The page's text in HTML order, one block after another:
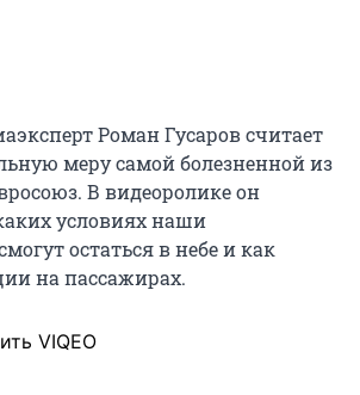
Роман Гусаров считает
меру самой болезненной из
В видеоролике он
условиях наши
остаться в небе и как
на пассажирах.
VIQEO